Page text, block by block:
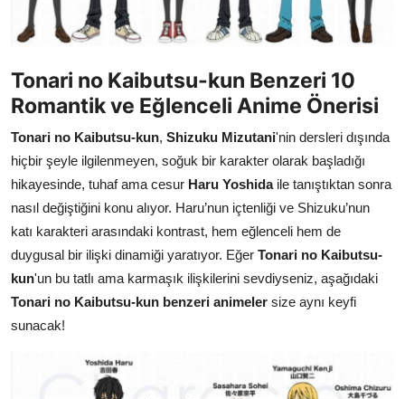
Tonari no Kaibutsu-kun Benzeri 10
Romantik ve Eğlenceli Anime Önerisi
Tonari no Kaibutsu-kun, Shizuku Mizutani'nin dersleri dışında
hiçbir şeyle ilgilenmeyen, soğuk bir karakter olarak başladığı
hikayesinde, tuhaf ama cesur Haru Yoshidaile tanıştıktan sonra
nasıl değiştiğini konu alıyor. Haru’nun içtenliği ve Shizuku’nun
katı karakteri arasındaki kontrast, hem eğlenceli hem de
duygusal bir ilişki dinamiği yaratıyor. Eğer Tonari no Kaibutsu-
kun'un bu tatlı ama karmaşık ilişkilerini sevdiyseniz, aşağıdaki
Tonari no Kaibutsu-kun benzeri animeler size aynı keyfi
sunacak!